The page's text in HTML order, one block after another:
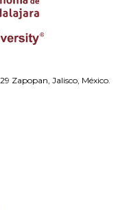
Zapopan, Jalisco, México.